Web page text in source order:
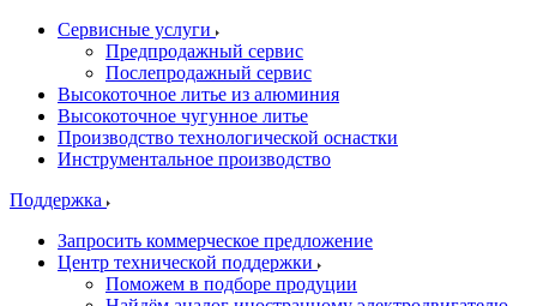
Сервисные услуги
Предпродажный сервис
Послепродажный сервис
Высокоточное литье из алюминия
Высокоточное чугунное литье
Производство технологической оснастки
Инструментальное производство
Поддержка
Запросить коммерческое предложение
Центр технической поддержки
Поможем в подборе продуции